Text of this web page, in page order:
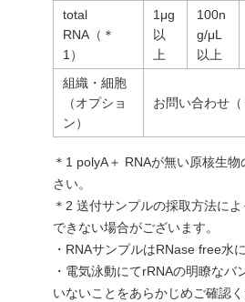
total
RNA（＊
1）
1μg
以
上
100n
g/μL
以上
組織・細胞
（オプショ
ン）
お問い合わせ（
＊1 polyA＋ RNAが無い原核生
さい。
＊2 送付サンプルの採取方法に
できない場合がございます。
・RNAサンプルはRNase free水
・電気泳動にてrRNAの明瞭なバ
いないことをあらかじめご確認く